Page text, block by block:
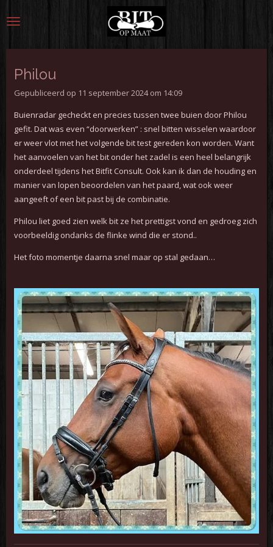
direct
hoofdinhoud
Philou
Gepubliceerd op 11 september 2024 om 14:09
Buienradar gecheckt en precies tussen twee buien door Philou
gefit. Dat was even “doorwerken” : snel bitten wisselen waardoor
er weer vlot met het volgende bit test gereden kon worden. Want
het aanvoelen van het bit onder het zadel is een heel belangrijk
onderdeel tijdens het Bitfit Consult. Ook kan ik dan de houding en
manier van lopen beoordelen van het paard, wat ook weer
aangeeft of een bit past bij de combinatie.
Philou liet goed zien welk bit ze het prettigst vond en gedroeg zich
voorbeeldig ondanks de flinke wind die er stond..
Het foto momentje daarna snel maar op stal gedaan…